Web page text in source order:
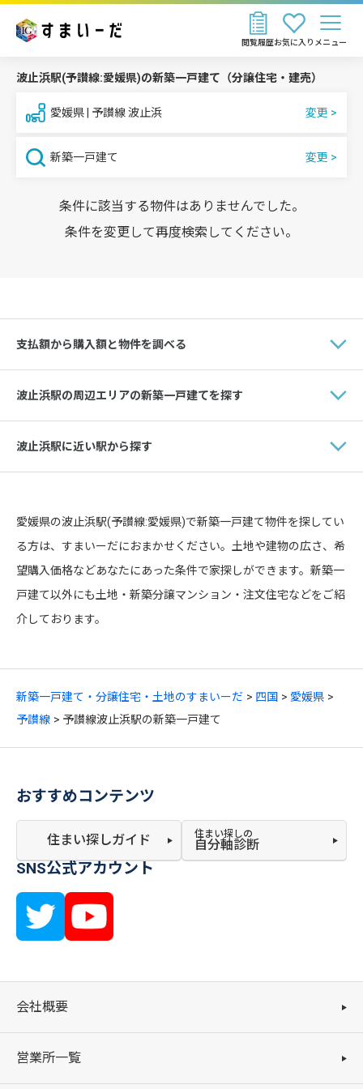
お気に入り
閲覧履歴 メニュー
新築一戸建て・分譲住宅・土地のすまいーだ 四国
愛媛県
予讃線
予讃線波止浜駅の新築一戸建て
波止浜駅(予讃線:愛媛県)の新築一戸建て（分譲住宅・建売）
愛媛県 | 予讃線 波止浜
新築一戸建て
条件に該当する物件はありませんでした。
条件を変更して再度検索してください。
支払額から購入額と物件を調べる
波止浜駅の周辺エリアの新築一戸建てを探す
波止浜駅に近い駅から探す
愛媛県の波止浜駅(予讃線:愛媛県)で新築一戸建て物件を探してい
る方は、すまいーだにおまかせください。土地や建物の広さ、希
望購入価格などあなたにあった条件で家探しができます。新築一
戸建て以外にも土地・新築分譲マンション・注文住宅などをご紹
介しております。
おすすめコンテンツ
住まい探しガイド 住まい探しの
自分軸診断
SNS公式アカウント
会社概要
営業所一覧